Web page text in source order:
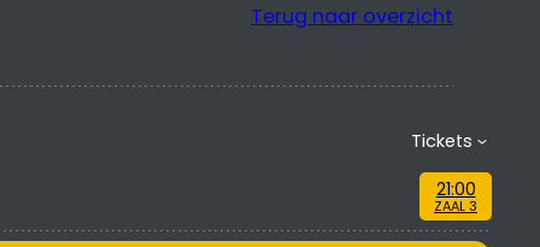
Terug naar overzicht
Tickets
21:00
ZAAL 3